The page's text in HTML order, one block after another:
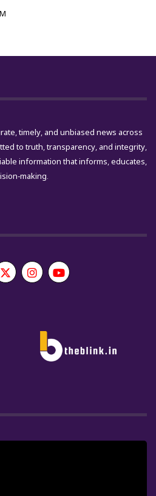
timely, and unbiased news across
to truth, transparency, and integrity,
information that informs, educates,
making.